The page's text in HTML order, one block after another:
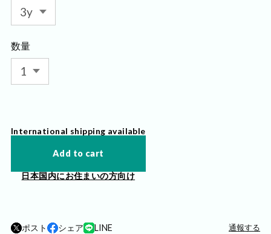
数量
International shipping available
Add to cart
日本国内にお住まいの方向け
ポスト シェア LINE 通報する